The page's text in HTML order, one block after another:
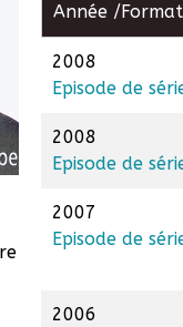
Année / Format
2008
Episode de
2008
Episode de
2007
Episode de
2006